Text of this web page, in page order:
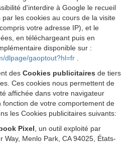
d'interdire à Google le recueil
les cookies au cours de la visite
votre adresse IP), et le
en téléchargeant puis en
disponible sur :
dlpage/gaoptout?hl=fr
des Cookies publicitaires de tiers
Ces cookies nous permettent de
affichée dans votre navigateur
fonction de votre comportement de
les Cookies publicitaires suivants:
Pixel , un outil exploité par
Way, Menlo Park, CA 94025, États-